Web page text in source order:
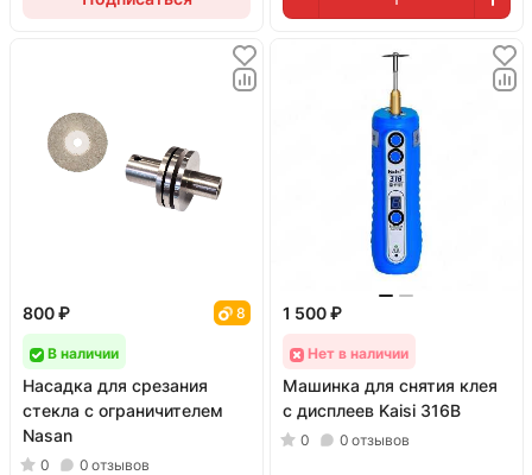
800 ₽ 8
В наличии
Насадка для срезания
стекла с ограничителем
Nasan
0 0 отзывов
1 500 ₽
Нет в наличии
Машинка для снятия клея
с дисплеев Kaisi 316B
0 0 отзывов